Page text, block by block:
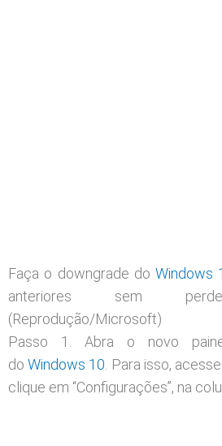
Faça o downgrade doWindows
anteriores sem
(Reprodução/Microsoft)
Passo 1. Abra o novo
doWindows 10 . Para isso,
clique em “Configurações”, na